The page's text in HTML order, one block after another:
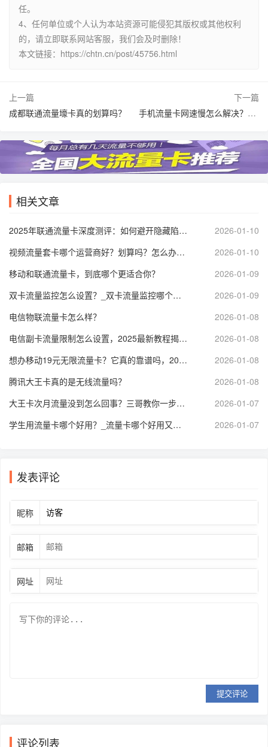
任。
4、任何单位或个人认为本站资源可能侵犯其版权或其他权利
的，请立即联系网站客服，我们会及时删除！
本文链接：https://chtn.cn/post/45756.html
上一篇
成都联通流量壕卡真的划算吗？
下一篇
手机流量卡网速慢怎么解决？2025年实测这5个方法让网速立刻翻倍_3
相关文章
2025年联通流量卡深度测评：如何避开隐藏陷阱，选到真正适合你的那张卡？
2026-01-10
视频流量套卡哪个运营商好？划算吗？怎么办理？3个网友亲测告诉你
2026-01-10
移动和联通流量卡，到底哪个更适合你？
2026-01-09
双卡流量监控怎么设置？_双卡流量监控哪个软件好？全面解析实用技巧
2026-01-09
电信物联流量卡怎么样？
2026-01-08
电信副卡流量限制怎么设置，2025最新教程揭秘！
2026-01-08
想办移动19元无限流量卡？它真的靠谱吗，2025年有哪些套餐值得选？
2026-01-08
腾讯大王卡真的是无线流量吗？
2026-01-08
大王卡次月流量没到怎么回事？三哥教你一步步排查解决！
2026-01-07
学生用流量卡哪个好用？_流量卡哪个好用又便宜？
2026-01-07
发表评论
昵称
邮箱
网址
提交评论
评论列表